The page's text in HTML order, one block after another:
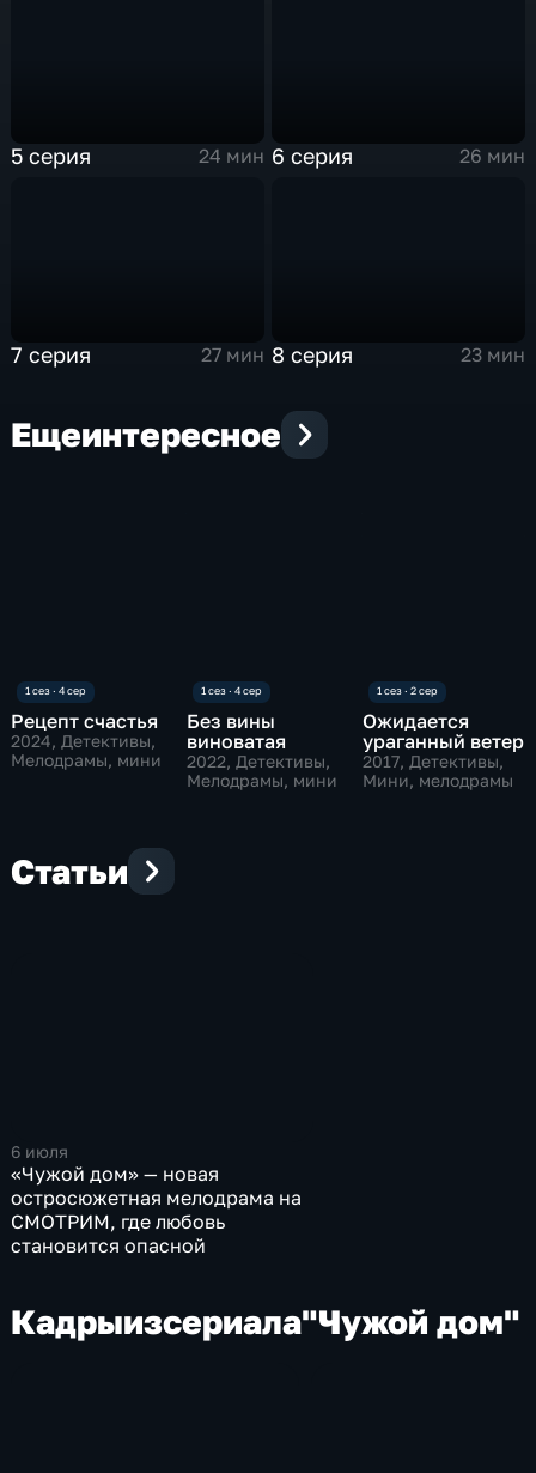
5 серия 24 мин 6 серия 26 мин
7 серия 27 мин 8 серия 23 мин
Ещеинтересное
Рецепт счастья
2024, Детективы,
Мелодрамы, мини
Без вины
виноватая
2022, Детективы,
Мелодрамы, мини
Ожидается
ураганный ветер
2017, Детективы,
Мини, мелодрамы
Статьи
6 июля
«Чужой дом» — новая
остросюжетная мелодрама на
СМОТРИМ, где любовь
становится опасной
Кадрыизсериала"Чужой дом"